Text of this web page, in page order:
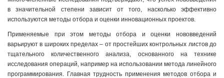
в значительной степени зависит от того, насколько эффективно
используются методы отбора и оценки инновационных проектов.
Применяемые при этом методы отбора и оценки нововведений
варьируют в широких пределах – от простейших контрольных листов до
тщательного количественного анализа, основанного на технике
исследования операций, например на использовании метода линейного
программирования. Главная трудность применения методов отбора и